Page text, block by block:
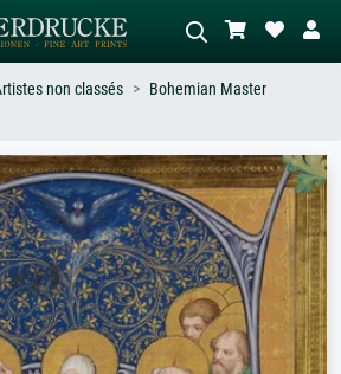
ou style –
Hokusai,
Décrivez la scène – ex. prairie verte,
abstrait avec beaucoup de rouge,
tableau sombre, nu debout près d'un
arbre.
non classés
Bohemian Master